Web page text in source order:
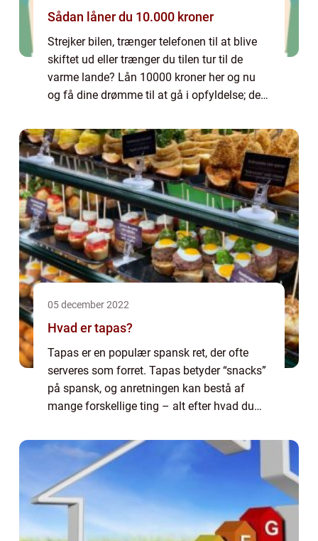
Sådan låner du 10.000 kroner
Strejker bilen, trænger telefonen til at blive
skiftet ud eller trænger du tilen tur til de
varme lande? Lån 10000 kroner her og nu
og få dine drømme til at gå i opfyldelse; det
05 december 2022
Hvad er tapas?
Tapas er en populær spansk ret, der ofte
serveres som forret. Tapas betyder “snacks”
på spansk, og anretningen kan bestå af
mange forskellige ting – alt efter hvad du
om, hvad tapa...